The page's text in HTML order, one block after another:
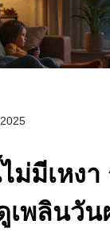
ม่มีเหงา
เพลินวัน